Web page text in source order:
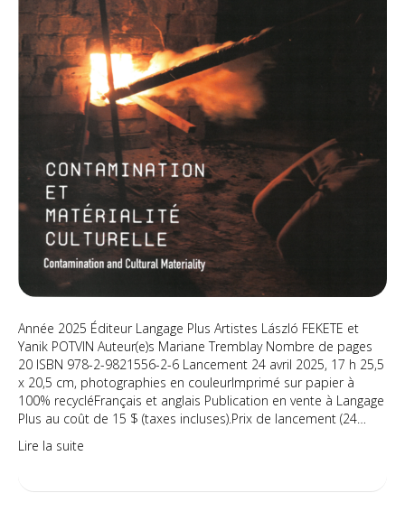
Année 2025 Éditeur Langage Plus Artistes László FEKETE et
Yanik POTVIN Auteur(e)s Mariane Tremblay Nombre de pages
20 ISBN 978-2-9821556-2-6 Lancement 24 avril 2025, 17 h 25,5
x 20,5 cm, photographies en couleurImprimé sur papier à
100% recycléFrançais et anglais Publication en vente à Langage
Plus au coût de 15 $ (taxes incluses).Prix de lancement (24…
Lire la suite